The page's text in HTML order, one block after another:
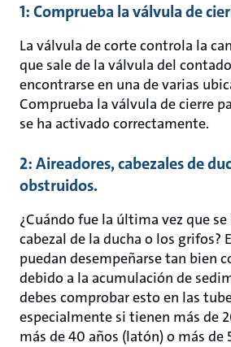
1: Comprueba la válvula de
La válvula de corte controla la
que sale de la válvula del
encontrarse en una de varias
Comprueba la válvula de cierre
se ha activado correctamente.
2: Aireadores, cabezales de
obstruidos.
¿Cuándo fue la última vez que
cabezal de la ducha o los grifos?
puedan desempeñarse tan bien
debido a la acumulación de
debes comprobar esto en las
especialmente si tienen más de
más de 40 años (latón) o más de